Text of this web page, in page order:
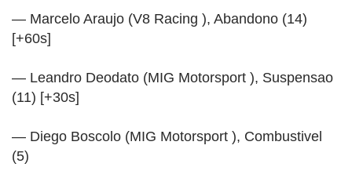
— Marcelo Araujo (V8 Racing ), Abandono (14)
[+60s]
— Leandro Deodato (MIG Motorsport ), Suspensao
(11) [+30s]
— Diego Boscolo (MIG Motorsport ), Combustivel
(5)